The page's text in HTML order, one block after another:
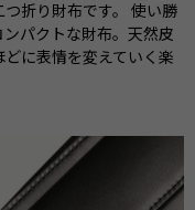
折り財布です。 使い勝
パクトな財布。天然皮
に表情を変えていく楽